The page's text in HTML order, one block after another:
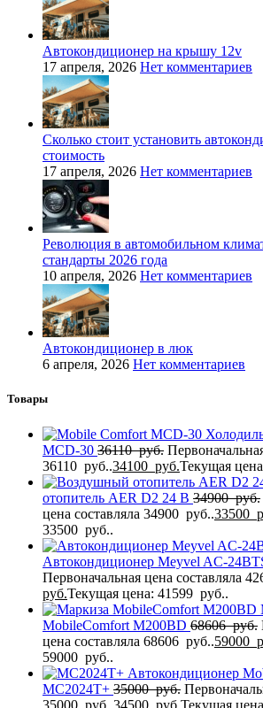
Автокондиционер на крышу 12v
17 апреля, 2026 Нет комментариев
Сколько стоит установить
стоимость
17 апреля, 2026 Нет комментариев
Революция в автомобильном
стандарты 2026 года
10 апреля, 2026 Нет комментариев
Автокондиционер в люк
6 апреля, 2026 Нет комментариев
Товары
MCD-30 36110руб.
36110 руб..34100 руб.Текущая
отопитель AER D2 24 В 34900руб.
цена составляла 34900 руб..33500
33500 руб..
Автокондиционер Meyvel AC-
Первоначальная цена составляла
руб.Текущая цена: 41599 руб..
MobileComfort M200BD 68606руб.
цена составляла 68606 руб..59000
59000 руб..
Автокондиционер
MC2024T+ 35000руб.
35000 руб.. 34500 руб. Текущая